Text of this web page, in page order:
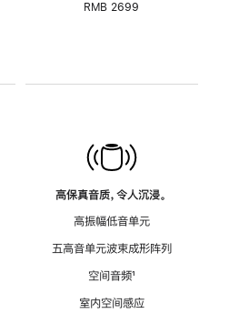
RMB 2699
高保真音质，令人沉浸。
高振幅低音单元
五高音单元波束成形阵列
空间音频脚
¹
室内空间感应